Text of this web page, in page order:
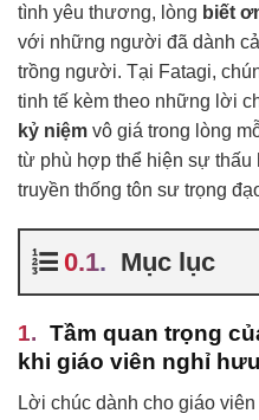
tình yêu thương, lòng biết
với những người đã dành
trồng người. Tại Fatagi,
tinh tế kèm theo những lời
kỷ niệm vô giá trong lòng
từ phù hợp thể hiện sự thấu
truyền thống tôn sư trọng
Mục lục
Tầm quan trọng
khi giáo viên nghỉ hưu
Lời chúc dành cho giáo